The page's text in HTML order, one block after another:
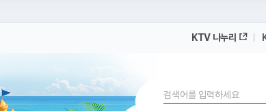
메인 주소를 확인해 보세요
KTV 나누리
검색